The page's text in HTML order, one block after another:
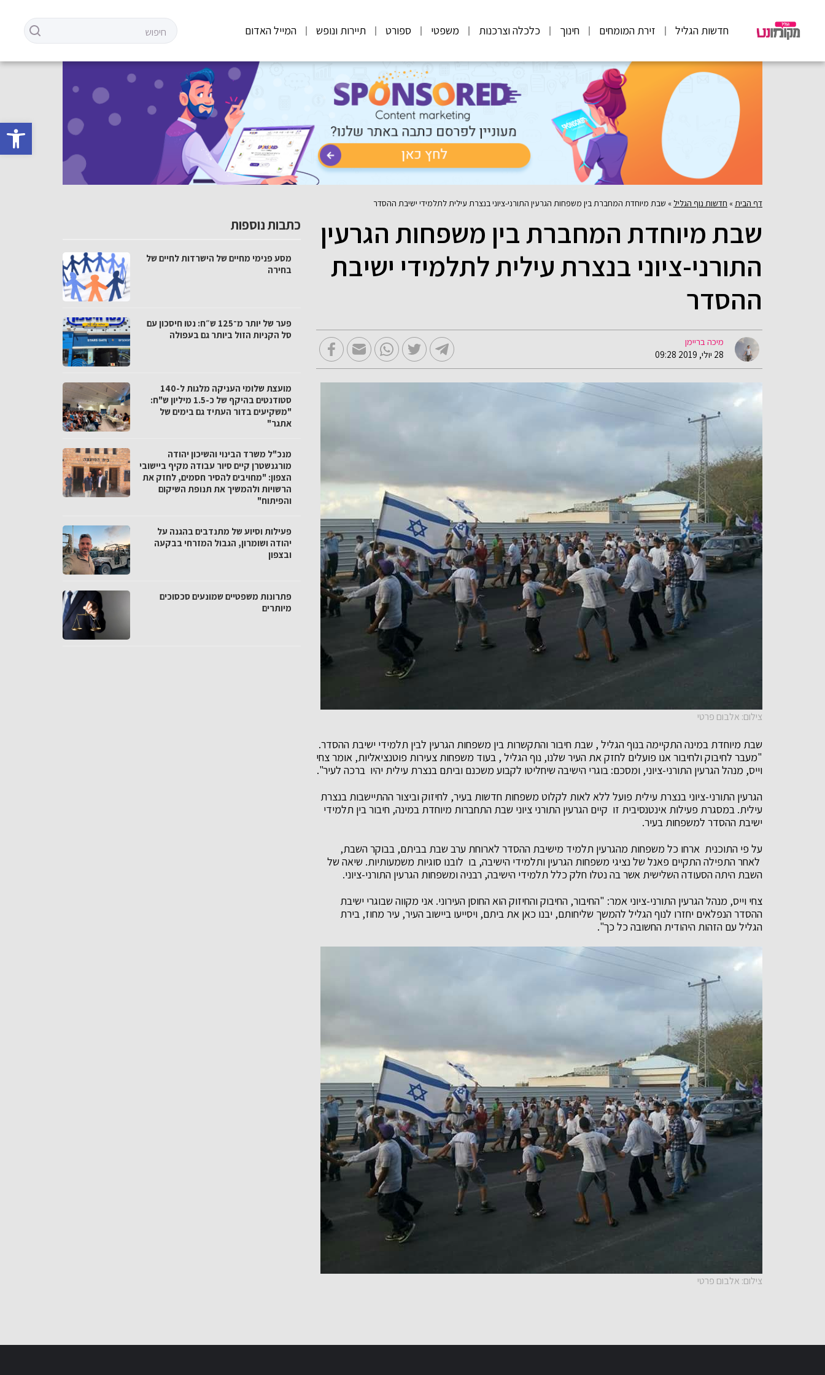
פתח
חדשות הגליל זירת המומחים חינוך כלכלה וצרכנות משפטי ספורט תיירות ונופש המייל האדום
דף הבית » חדשות נוף הגליל » שבת מיוחדת המחברת בין משפחות הגרעין התורני-ציוני בנצרת עילית לתלמידי ישיבת ההסדר
שבת מיוחדת המחברת בין משפחות הגרעין
התורני-ציוני בנצרת עילית לתלמידי ישיבת
ההסדר
מיכה בריימן
28 יולי, 2019 09:28
צילום: אלבום פרטי
שבת מיוחדת במינה התקיימה בנוף הגליל , שבת חיבור והתקשרות בין משפחות הגרעין לבין תלמידי ישיבת ההסדר.
"מעבר לחיבוק ולחיבור אנו פועלים לחזק את העיר שלנו, נוף הגליל , בעוד משפחות צעירות פוטנציאליות, אומר צחי
וייס, מנהל הגרעין התורני-ציוני, ומסכם: בוגרי הישיבה שיחליטו לקבוע משכנם וביתם בנצרת עילית יהיו ברכה לעיר".
הגרעין התורני-ציוני בנצרת עילית פועל ללא לאות לקלוט משפחות חדשות בעיר, לחיזוק וביצור ההתיישבות בנצרת
עילית. במסגרת פעילות אינטנסיבית זו קיים הגרעין התורני ציוני שבת התחברות מיוחדת במינה, חיבור בין תלמידי
ישיבת ההסדר למשפחות בעיר.
על פי התוכנית ארחו כל משפחות מהגרעין תלמיד מישיבת ההסדר לארוחת ערב שבת בביתם, בבוקר השבת,
לאחר התפילה התקיים פאנל של נציגי משפחות הגרעין ותלמידי הישיבה, בו לובנו סוגיות משמעותיות. שיאה של
השבת היתה הסעודה השלישית אשר בה נטלו חלק כלל תלמידי הישיבה, רבניה ומשפחות הגרעין התורני-ציוני.
צחי וייס, מנהל הגרעין התורני-ציוני אמר: "החיבור, החיבוק והחיזוק הוא החוסן העירוני. אני מקווה שבוגרי ישיבת
ההסדר הנפלאים יחזרו לנוף הגליל להמשך שליחותם, יבנו כאן את ביתם, ויסייעו ביישוב העיר, עיר מחוז, בירת
הגליל עם הזהות היהודית החשובה כל כך".
צילום: אלבום פרטי
כתבות נוספות
מסע פנימי מחיים של הישרדות לחיים של
בחירה
פער של יותר מ־125 ש״ח: נטו חיסכון עם
סל הקניות הזול ביותר גם בעפולה
מועצת שלומי העניקה מלגות ל-140
סטודנטים בהיקף של כ-1.5 מיליון ש"ח:
"משקיעים בדור העתיד גם בימים של
אתגר"
מנכ"ל משרד הבינוי והשיכון יהודה
מורגנשטרן קיים סיור עבודה מקיף ביישובי
הצפון: "מחויבים להסיר חסמים, לחזק את
הרשויות ולהמשיך את תנופת השיקום
והפיתוח"
פעילות וסיוע של מתנדבים בהגנה על
יהודה ושומרון, הגבול המזרחי בבקעה
ובצפון
פתרונות משפטיים שמונעים סכסוכים
מיותרים